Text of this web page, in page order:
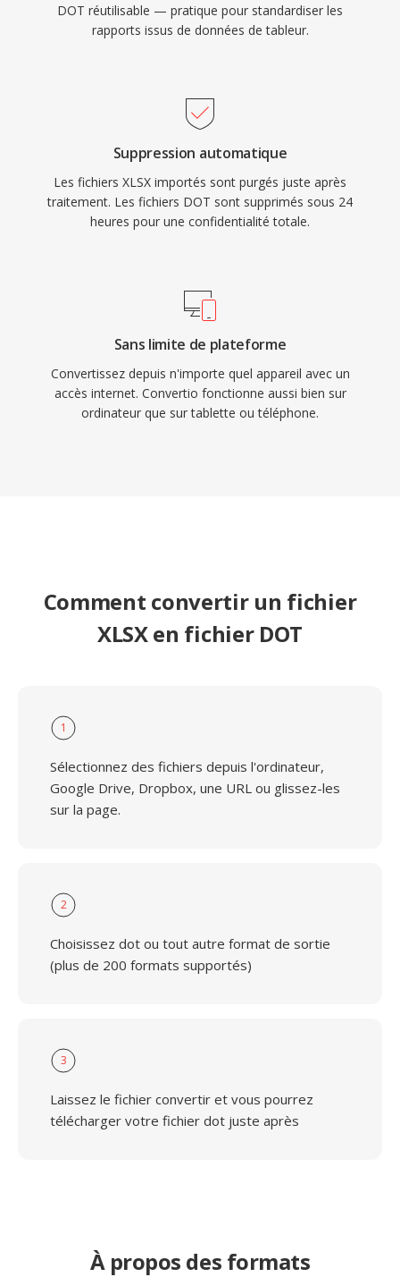
DOT réutilisable — pratique pour standardiser les
rapports issus de données de tableur.
Suppression automatique
Les fichiers XLSX importés sont purgés juste après
traitement. Les fichiers DOT sont supprimés sous 24
heures pour une confidentialité totale.
Sans limite de plateforme
Convertissez depuis n'importe quel appareil avec un
accès internet. Convertio fonctionne aussi bien sur
ordinateur que sur tablette ou téléphone.
Comment convertir un fichier
XLSX en fichier DOT
1
Sélectionnez des fichiers depuis l'ordinateur,
Google Drive, Dropbox, une URL ou glissez-les
sur la page.
2
Choisissez dot ou tout autre format de sortie
(plus de 200 formats supportés)
3
Laissez le fichier convertir et vous pourrez
télécharger votre fichier dot juste après
À propos des formats